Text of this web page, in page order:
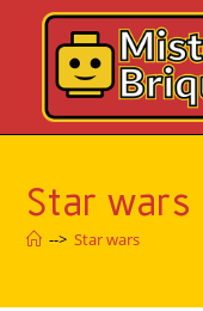
Star wars
--> Star wars